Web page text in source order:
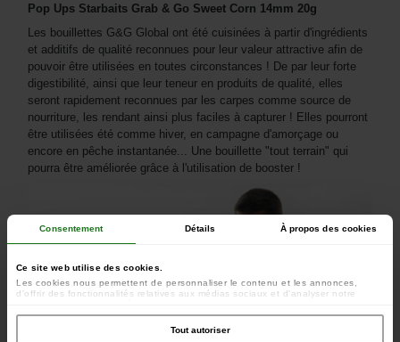
Consentement Détails À propos des cookies
Ce site web utilise des cookies.
Les cookies nous permettent de personnaliser le contenu et les annonces,
d'offrir des fonctionnalités relatives aux médias sociaux et d'analyser notre
avec nos partenaires de médias sociaux, de publicité et d'analyse, qui peuvent
combiner celles-ci avec d'autres informations que vous leur avez fournies ou
qu'ils ont collectées lors de votre utilisation de leurs services.
Tout autoriser
Pop Ups Starbaits Grab & Go Sweet Corn 14mm 20g
Les bouillettes G&G Global ont été cuisinées à partir d'ingrédients
et additifs de qualité reconnues pour leur valeur attractive afin de
pouvoir être utilisées en toutes circonstances ! De par leur forte
digestibilité, ainsi que leur teneur en produits de qualité, elles
seront rapidement reconnues par les carpes comme source de
nourriture, les rendant ainsi plus faciles à capturer ! Elles pourront
être utilisées été comme hiver, en campagne d'amorçage ou
encore en pêche instantanée... Une bouillette "tout terrain" qui
pourra être améliorée grâce à l'utilisation de booster !